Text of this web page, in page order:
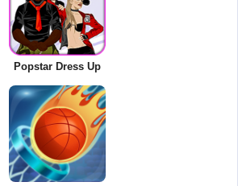
Popstar Dress Up